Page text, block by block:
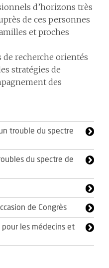
d’horizons très
de ces personnes
et proches
recherche orientés
stratégies de
des
trouble du spectre
du spectre de
de Congrès
les médecins et